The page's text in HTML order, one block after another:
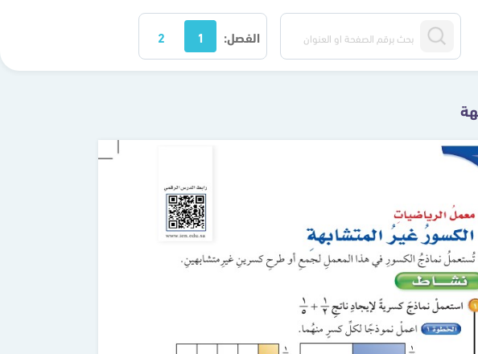
الفصل: 1
2